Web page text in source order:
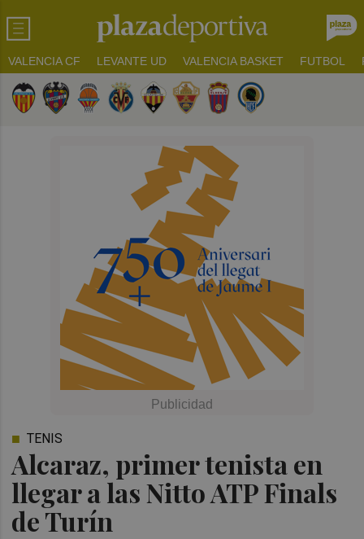
VALENCIA CF LEVANTE UD VALENCIA BASKET FUTBOL
Alcaraz, primer tenista en
llegar a las Nitto ATP Finals
de Turín
TENIS